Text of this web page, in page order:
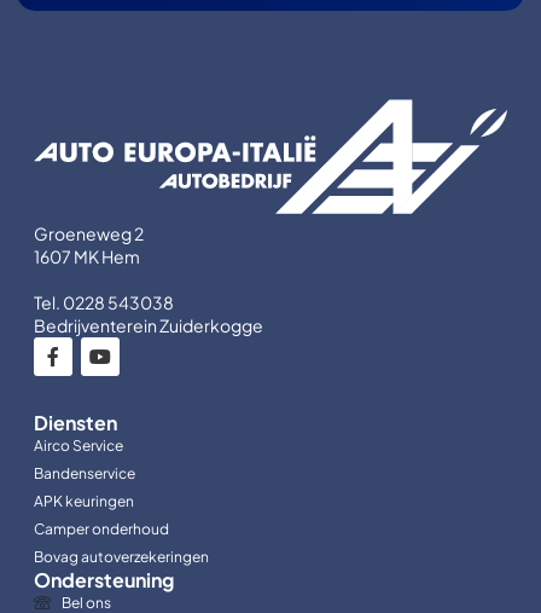
Groeneweg 2
1607 MK Hem
Tel. 0228 543038
Bedrijventerein Zuiderkogge
Diensten
Airco Service
Bandenservice
APK keuringen
Camper onderhoud
Bovag autoverzekeringen
Ondersteuning
Bel ons